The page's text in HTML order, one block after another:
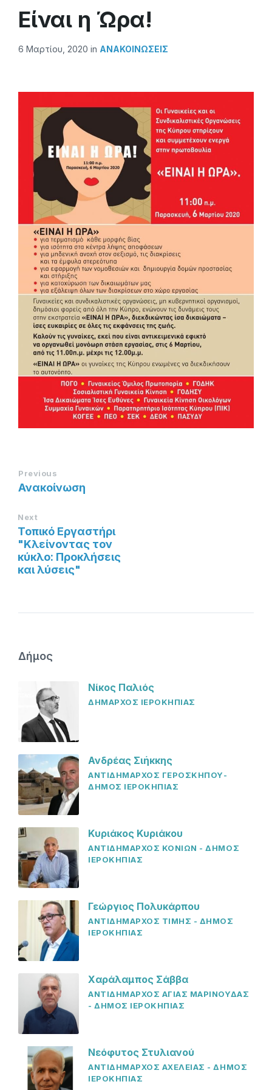
Είναι η Ώρα!
6 Μαρτίου, 2020 in ΑΝΑΚΟΙΝΏΣΕΙΣ
Previous
Ανακοίνωση
Next
Τοπικό Εργαστήρι
"Κλείνοντας τον
κύκλο: Προκλήσεις
και λύσεις"
Δήμος
Νίκος Παλιός
ΔΗΜΑΡΧΟΣ ΙΕΡΟΚΗΠΙΑΣ
Ανδρέας Σιήκκης
ΑΝΤΙΔΗΜΑΡΧΟΣ ΓΕΡΟΣΚΗΠΟΥ-
ΔΗΜΟΣ ΙΕΡΟΚΗΠΙΑΣ
Κυριάκος Κυριάκου
ΑΝΤΙΔΗΜΑΡΧΟΣ ΚΟΝΙΩΝ - ΔΗΜΟΣ
ΙΕΡΟΚΗΠΙΑΣ
Γεώργιος Πολυκάρπου
ΑΝΤΙΔΗΜΑΡΧΟΣ ΤΙΜΗΣ - ΔΗΜΟΣ
ΙΕΡΟΚΗΠΙΑΣ
Χαράλαμπος Σάββα
ΑΝΤΙΔΗΜΑΡΧΟΣ ΑΓΙΑΣ ΜΑΡΙΝΟΥΔΑΣ
- ΔΗΜΟΣ ΙΕΡΟΚΗΠΙΑΣ
Νεόφυτος Στυλιανού
ΑΝΤΙΔΗΜΑΡΧΟΣ ΑΧΕΛΕΙΑΣ - ΔΗΜΟΣ
ΙΕΡΟΚΗΠΙΑΣ